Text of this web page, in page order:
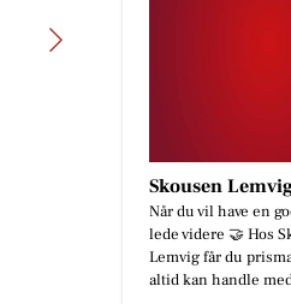
Skousen
Når du vil have en
lede videre 🤝 Hos
Lemvig får du
altid kan handle